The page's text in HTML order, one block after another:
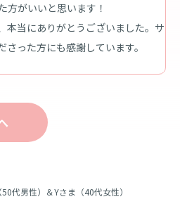
方がいいと思います！
本当にありがとうございました。サ
った方にも感謝しています。
代男性）＆Yさま（40代女性）